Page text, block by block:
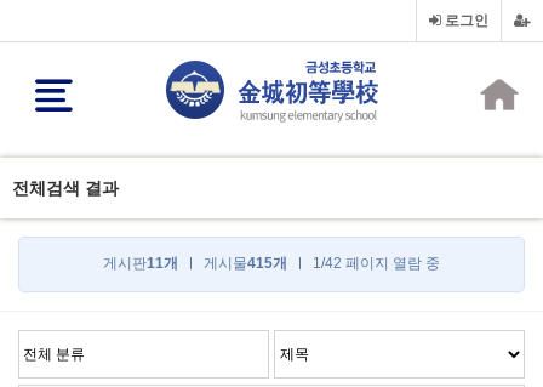
로그인
전체검색 결과
게시판11개 게시물415개 1/42 페이지 열람 중